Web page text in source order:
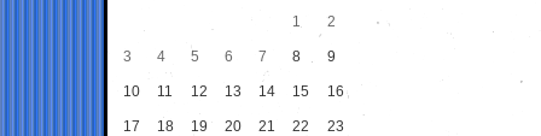
1
2
3 4 5 6 7 8 9
10 11 12 13 14 15 16
17 18 19 20 21 22 23